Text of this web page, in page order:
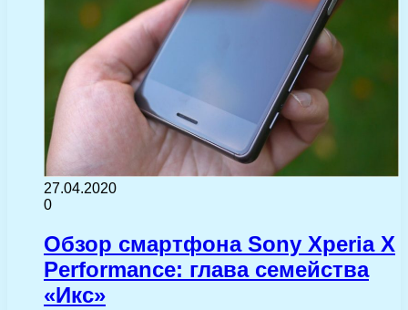
27.04.2020
0
Обзор смартфона Sony Xperia X
Performance: глава семейства
«Икс»